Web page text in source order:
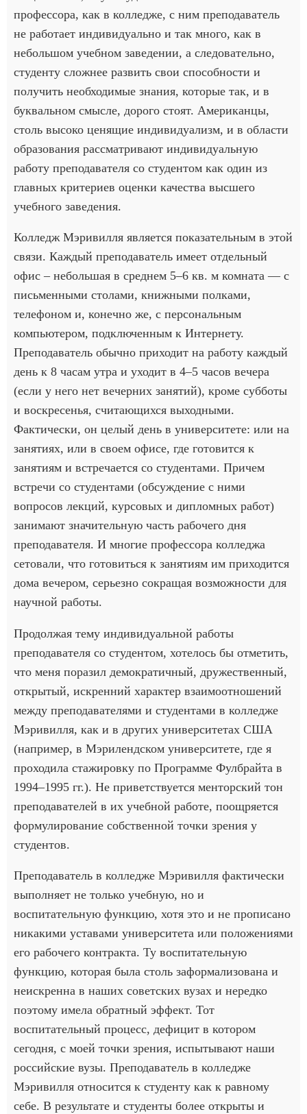
профессора, как в колледже, с ним преподаватель
не работает индивидуально и так много, как в
небольшом учебном заведении, а следовательно,
студенту сложнее развить свои способности и
получить необходимые знания, которые так, и в
буквальном смысле, дорого стоят. Американцы,
столь высоко ценящие индивидуализм, и в области
образования рассматривают индивидуальную
работу преподавателя со студентом как один из
главных критериев оценки качества высшего
учебного заведения.
Колледж Мэривилля является показательным в этой
связи. Каждый преподаватель имеет отдельный
офис – небольшая в среднем 5–6 кв. м комната — с
письменными столами, книжными полками,
телефоном и, конечно же, с персональным
компьютером, подключенным к Интернету.
Преподаватель обычно приходит на работу каждый
день к 8 часам утра и уходит в 4–5 часов вечера
(если у него нет вечерних занятий), кроме субботы
и воскресенья, считающихся выходными.
Фактически, он целый день в университете: или на
занятиях, или в своем офисе, где готовится к
занятиям и встречается со студентами. Причем
встречи со студентами (обсуждение с ними
вопросов лекций, курсовых и дипломных работ)
занимают значительную часть рабочего дня
преподавателя. И многие профессора колледжа
сетовали, что готовиться к занятиям им приходится
дома вечером, серьезно сокращая возможности для
научной работы.
Продолжая тему индивидуальной работы
преподавателя со студентом, хотелось бы отметить,
что меня поразил демократичный, дружественный,
открытый, искренний характер взаимоотношений
между преподавателями и студентами в колледже
Мэривилля, как и в других университетах США
(например, в Мэрилендском университете, где я
проходила стажировку по Программе Фулбрайта в
1994–1995 гг.). Не приветствуется менторский тон
преподавателей в их учебной работе, поощряется
формулирование собственной точки зрения у
студентов.
Преподаватель в колледже Мэривилля фактически
выполняет не только учебную, но и
воспитательную функцию, хотя это и не прописано
никакими уставами университета или положениями
его рабочего контракта. Ту воспитательную
функцию, которая была столь заформализована и
неискренна в наших советских вузах и нередко
поэтому имела обратный эффект. Тот
воспитательный процесс, дефицит в котором
сегодня, с моей точки зрения, испытывают наши
российские вузы. Преподаватель в колледже
Мэривилля относится к студенту как к равному
себе. В результате и студенты более открыты и